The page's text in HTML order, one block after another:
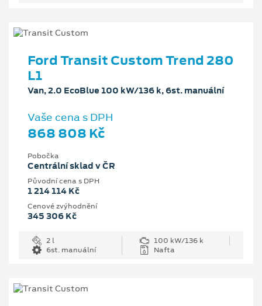
Ford Transit Custom Trend 280
L1
Van, 2.0 EcoBlue 100 kW/136 k, 6st. manuální
Vaše cena s DPH
868 808 Kč
Pobočka
Centrální sklad v ČR
Původní cena s DPH
1 214 114 Kč
Cenové zvýhodnění
345 306 Kč
2 l
100 kW/136 k
6st. manuální
Nafta